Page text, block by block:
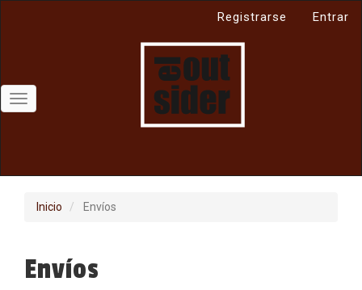
lateral
Registrarse Entrar
Toggle
navigation
Inicio Envíos
Envíos